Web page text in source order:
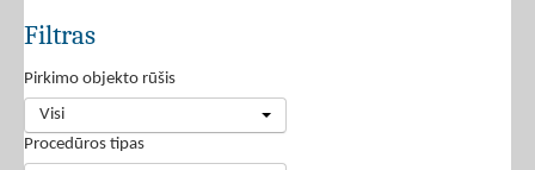
Filtras
Pirkimo objekto rūšis
Visi
Procedūros tipas